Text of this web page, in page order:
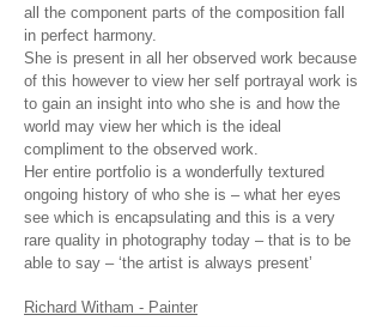
all the component parts of the composition fall
in perfect harmony.
She is present in all her observed work because
of this however to view her self portrayal work is
to gain an insight into who she is and how the
world may view her which is the ideal
compliment to the observed work.
Her entire portfolio is a wonderfully textured
ongoing history of who she is – what her eyes
see which is encapsulating and this is a very
rare quality in photography today – that is to be
able to say – ‘the artist is always present’
Richard Witham - Painter